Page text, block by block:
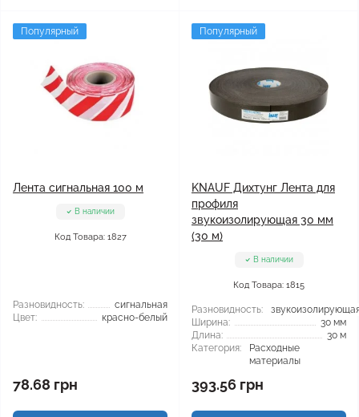
Популярный
Лента сигнальная 100 м
В наличии
Код Товара: 1827
Разновидность:
сигнальная
Цвет:
красно-белый
78.68 грн
Популярный
KNAUF Дихтунг Лента для
профиля
звукоизолирующая 30 мм
(30 м)
В наличии
Код Товара: 1815
Разновидность:
Ширина:
30 мм
Длина:
30 м
Категория:
Расходные
материалы
393.56 грн